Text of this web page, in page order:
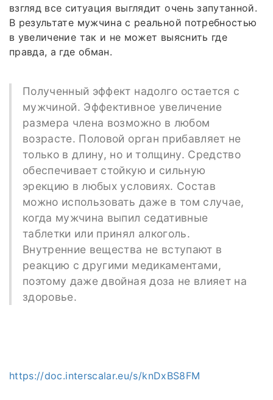
взгляд все ситуация выглядит очень запутанной.
В результате мужчина с реальной потребностью
в увеличение так и не может выяснить где
правда, а где обман.
Полученный эффект надолго остается с
мужчиной. Эффективное увеличение
размера члена возможно в любом
возрасте. Половой орган прибавляет не
только в длину, но и толщину. Средство
обеспечивает стойкую и сильную
эрекцию в любых условиях. Состав
можно использовать даже в том случае,
когда мужчина выпил седативные
таблетки или принял алкоголь.
Внутренние вещества не вступают в
реакцию с другими медикаментами,
поэтому даже двойная доза не влияет на
здоровье.
https://doc.interscalar.eu/s/knDxBS8FM